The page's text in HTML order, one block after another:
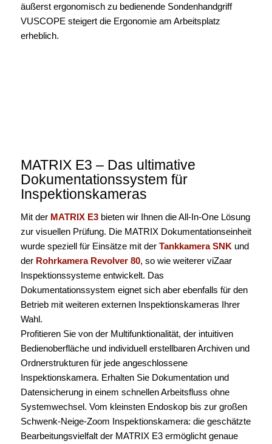
äußerst ergonomisch zu bedienende Sondenhandgriff
VUSCOPE steigert die Ergonomie am Arbeitsplatz
erheblich.
MATRIX E3 – Das ultimative
Dokumentationssystem für
Inspektionskameras
Mit der MATRIX E3bieten wir Ihnen die All-In-One Lösung
zur visuellen Prüfung. Die MATRIX Dokumentationseinheit
wurde speziell für Einsätze mit der Tankkamera SNK und
der Rohrkamera Revolver 80, so wie weiterer viZaar
Inspektionssysteme entwickelt. Das
Dokumentationssystem eignet sich aber ebenfalls für den
Betrieb mit weiteren externen Inspektionskameras Ihrer
Wahl.
Profitieren Sie von der Multifunktionalität, der intuitiven
Bedienoberfläche und individuell erstellbaren Archiven und
Ordnerstrukturen für jede angeschlossene
Inspektionskamera. Erhalten Sie Dokumentation und
Datensicherung in einem schnellen Arbeitsfluss ohne
Systemwechsel. Vom kleinsten Endoskop bis zur großen
Schwenk-Neige-Zoom Inspektionskamera: die geschätzte
Bearbeitungsvielfalt der MATRIX E3 ermöglicht genaue